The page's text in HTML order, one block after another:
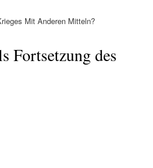
Mit Anderen Mitteln?
Fortsetzung des